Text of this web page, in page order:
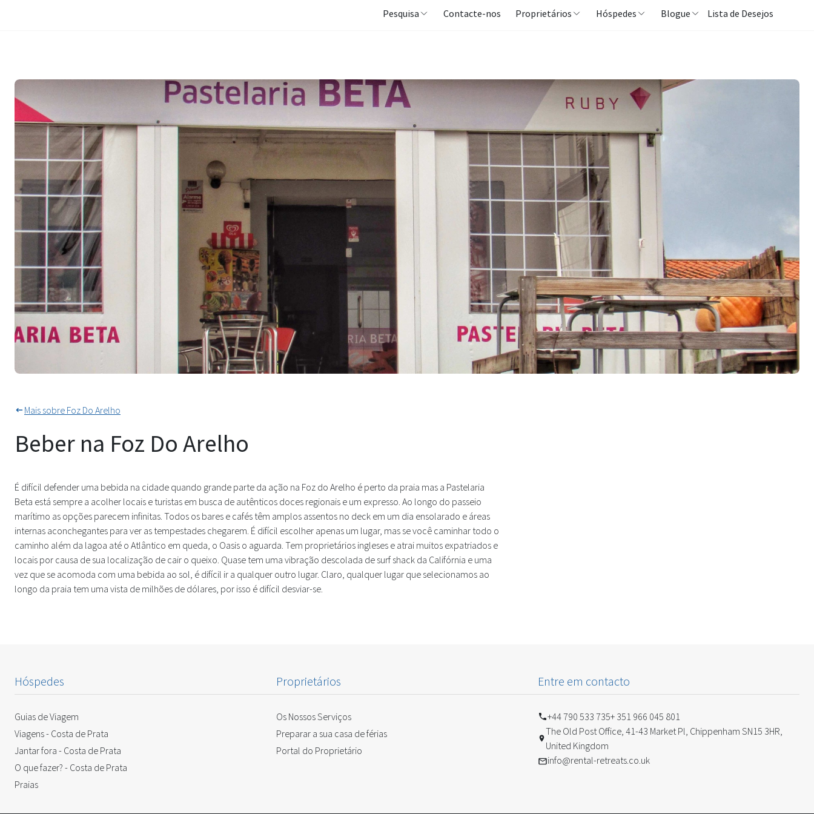
Pesquisa Contacte-nos Proprietários Hóspedes Blogue Lista de Desejos
Mais sobre Foz Do Arelho
Beber na Foz Do Arelho
É difícil defender uma bebida na cidade quando grande parte da ação na Foz do Arelho é perto da praia mas a Pastelaria
Beta está sempre a acolher locais e turistas em busca de autênticos doces regionais e um expresso. Ao longo do passeio
marítimo as opções parecem infinitas. Todos os bares e cafés têm amplos assentos no deck em um dia ensolarado e áreas
internas aconchegantes para ver as tempestades chegarem. É difícil escolher apenas um lugar, mas se você caminhar todo o
caminho além da lagoa até o Atlântico em queda, o Oasis o aguarda. Tem proprietários ingleses e atrai muitos expatriados e
locais por causa de sua localização de cair o queixo. Quase tem uma vibração descolada de surf shack da Califórnia e uma
vez que se acomoda com uma bebida ao sol, é difícil ir a qualquer outro lugar. Claro, qualquer lugar que selecionamos ao
longo da praia tem uma vista de milhões de dólares, por isso é difícil desviar-se.
Hóspedes
Guias de Viagem
Viagens - Costa de Prata
Jantar fora - Costa de Prata
O que fazer? - Costa de Prata
Praias
Proprietários
Os Nossos Serviços
Preparar a sua casa de férias
Portal do Proprietário
Entre em contacto
+44 790 533 735+ 351 966 045 801
The Old Post Office, 41-43 Market Pl, Chippenham SN15 3HR,
United Kingdom
info@rental-retreats.co.uk